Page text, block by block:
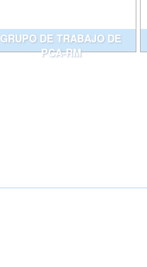
GRUPO DE TRABAJO DE
PCA-RM